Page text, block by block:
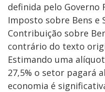
definida pelo Governo
Imposto sobre Bens e
Contribuição sobre
contrário do texto
Estimando uma
27,5% o setor pagará
economia é